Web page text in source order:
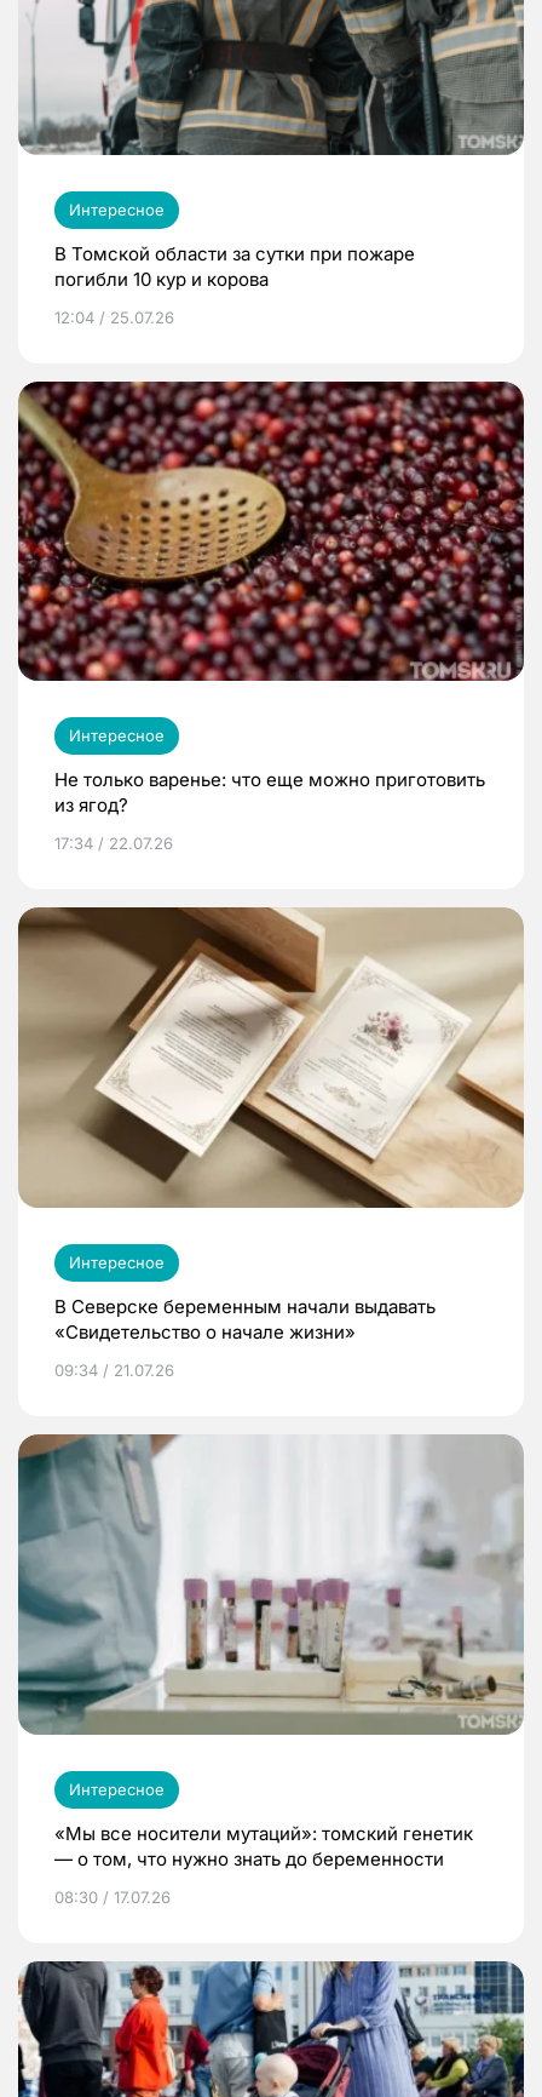
Интересное
В Томской области за сутки при пожаре
погибли 10 кур и корова
12:04 / 25.07.26
Интересное
Не только варенье: что еще можно приготовить
из ягод?
17:34 / 22.07.26
Интересное
В Северске беременным начали выдавать
«Свидетельство о начале жизни»
09:34 / 21.07.26
Интересное
«Мы все носители мутаций»: томский генетик
— о том, что нужно знать до беременности
08:30 / 17.07.26